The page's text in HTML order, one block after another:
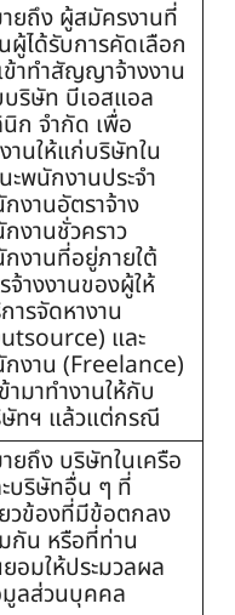
ยถึง ผู้สมัครงานที่
ผู้ได้รับการคัดเลือก
ข้าทำสัญญาจ้างงาน
ริษัท บีเอสแอล
ก จำกัด เพื่อ
านให้แก่บริษัทใน
ะพนักงานประจำ
งานอัตราจ้าง
งานชั่วคราว
งานที่อยู่ภายใต้
จ้างงานของผู้ให้
ารจัดหางาน
และ
งาน (Freelance)
ามาทำงานให้กับ
ทฯ แล้วแต่กรณี
ยถึง บริษัทในเครือ
บริษัทอื่น ๆ ที่
วข้องที่มีข้อตกลง
กัน หรือที่ท่าน
อมให้ประมวลผล
ลส่วนบุคคล